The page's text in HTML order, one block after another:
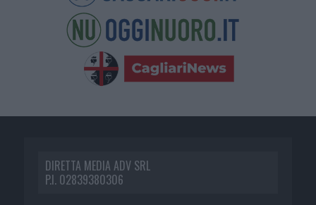
DIRETTA MEDIA ADV SRL
P.I. 02839380306